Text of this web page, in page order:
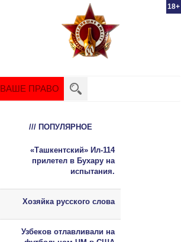
18+
ВАШЕ ПРАВО
/// ПОПУЛЯРНОЕ
«Ташкентский» Ил-114
прилетел в Бухару на
испытания.
Хозяйка русского слова
Узбеков отлавливали на